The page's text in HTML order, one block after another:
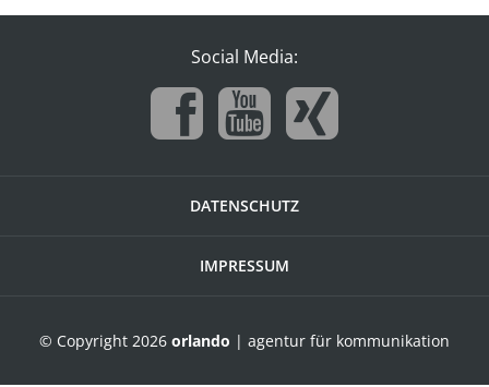
Social Media:
DATENSCHUTZ
IMPRESSUM
© Copyright 2026 orlando | agentur für kommunikation